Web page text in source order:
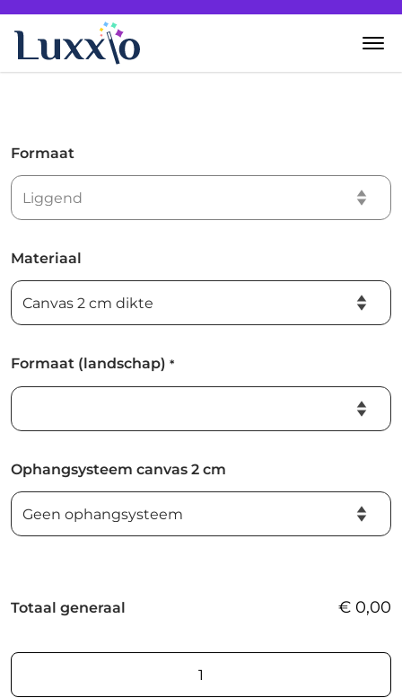
Wanddecoratie
Zelf creëren
Over Luxxio
Contact
Formaat
Materiaal
Formaat (landschap) *
Ophangsysteem canvas 2 cm
Totaal generaal € 0,00
AI
foto